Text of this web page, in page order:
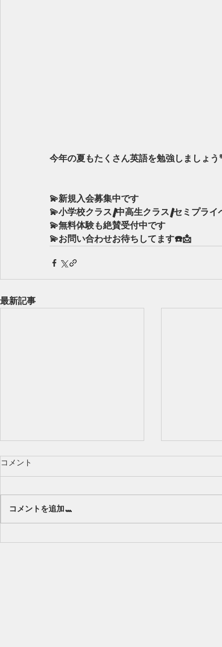
今年の夏もたくさん英語を勉強しましょう
💫新規入会募集中です
💫小学校クラス/中高生クラス/セミプラ
💫無料体験も絶賛受付中です
💫お問い合わせお待ちしてます☎️📩
最新記事
コメント
コメントを追加…